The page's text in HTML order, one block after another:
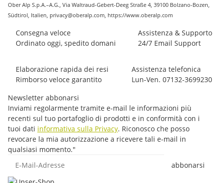
Ober Alp S.p.A.–A.G., Via Waltraud-Gebert-Deeg Straße 4, 39100 Bolzano-Bozen,
Südtirol, Italien, privacy@oberalp.com, https://www.oberalp.com
Consegna veloce
Ordinato oggi, spedito domani
Assistenza & Supporto
24/7 Email Support
Elaborazione rapida dei resi
Rimborso veloce garantito
Assistenza telefonica
Lun-Ven. 07132-3699230
Newsletter abbonarsi
Inviami regolarmente tramite e-mail le informazioni più
recenti sul tuo portafoglio di prodotti e in conformità con i
tuoi dati informativa sulla Privacy. Riconosco che posso
revocare la mia autorizzazione a ricevere tali e-mail in
qualsiasi momento."
abbonarsi